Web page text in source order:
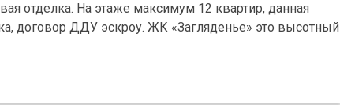
отделка. На этаже максимум 12 квартир, данная
договор ДДУ эскроу. ЖК «Загляденье» это высотный